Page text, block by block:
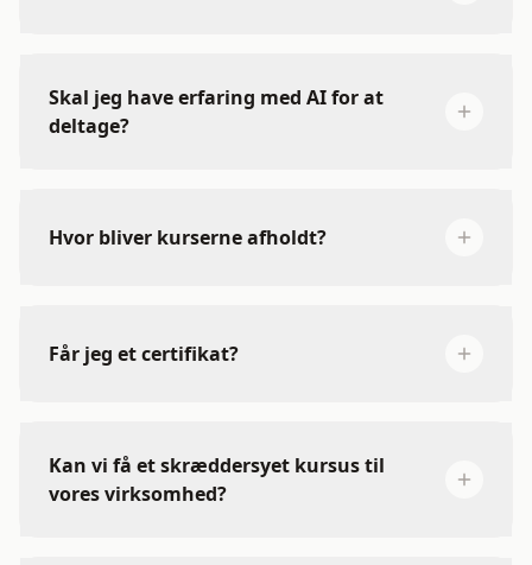
Skal jeg have erfaring med AI for at
deltage?
Hvor bliver kurserne afholdt?
Får jeg et certifikat?
Kan vi få et skræddersyet kursus til
vores virksomhed?